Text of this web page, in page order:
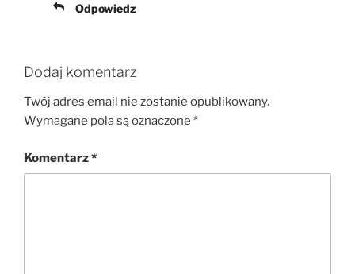
Odpowiedz
Dodaj komentarz
Twój adres email nie zostanie opublikowany.
Wymagane pola są oznaczone *
Komentarz*